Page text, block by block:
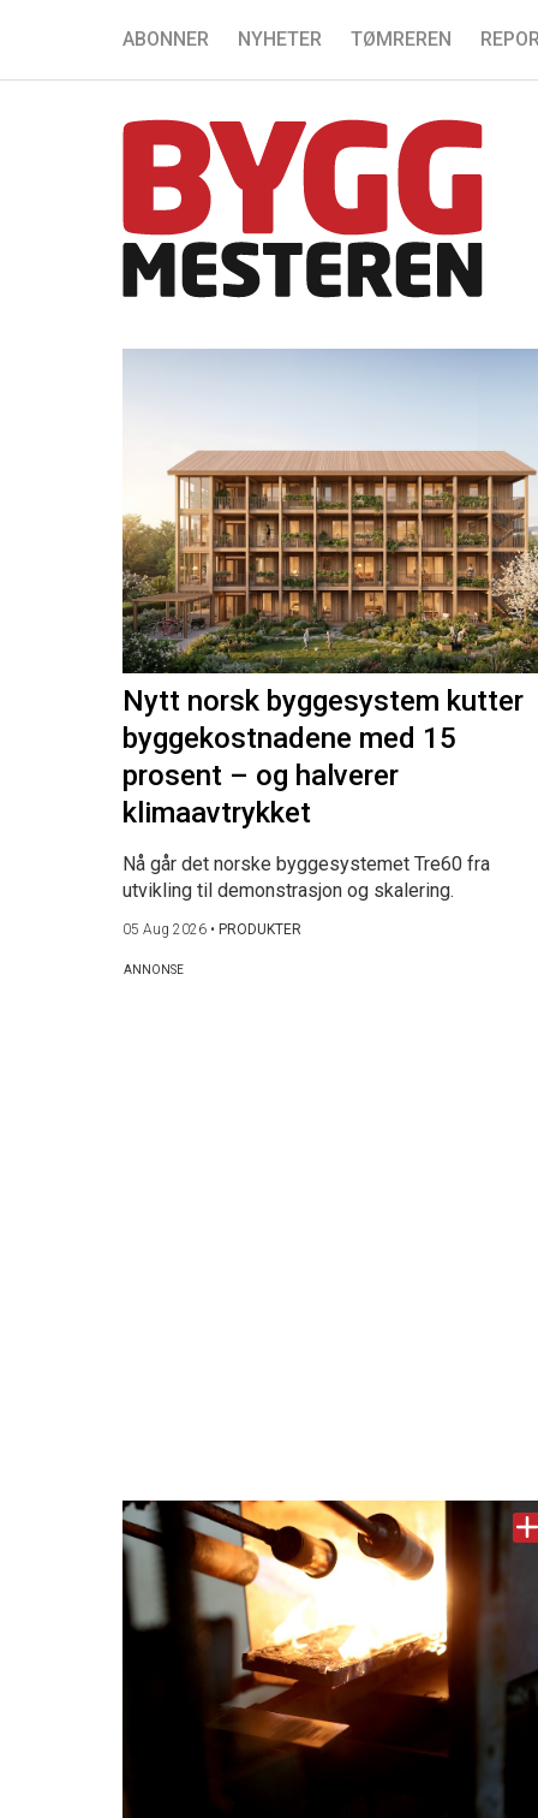
ABONNER NYHETER TØMREREN
Nytt norsk byggesystem kutter
byggekostnadene med 15
prosent – og halverer
klimaavtrykket
Nå går det norske byggesystemet Tre60 fra
utvikling til demonstrasjon og skalering.
05 Aug 2026 • PRODUKTER